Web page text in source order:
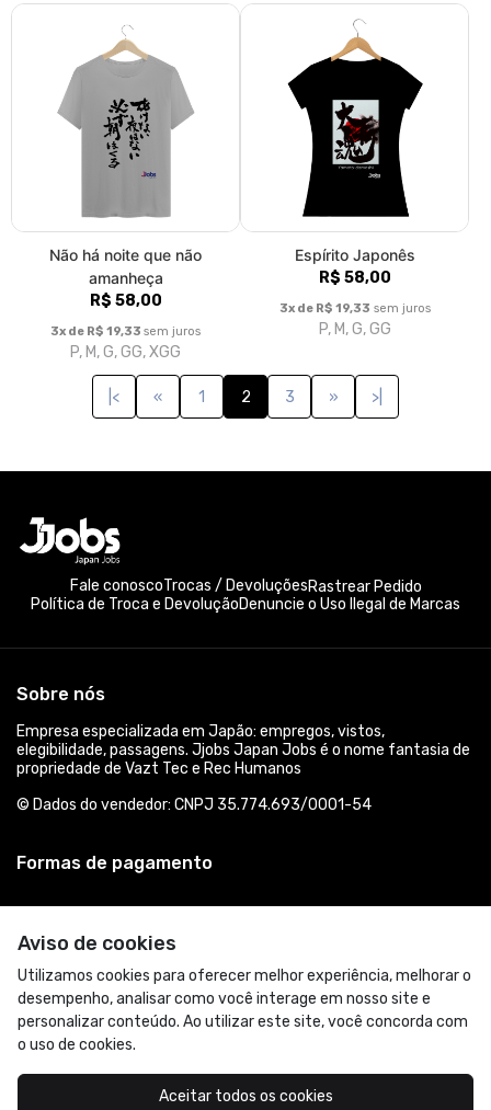
Não há noite que não
amanheça
R$ 58,00
3x de R$ 19,33 sem juros
P, M, G, GG, XGG
Espírito Japonês
R$ 58,00
3x de R$ 19,33 sem juros
P, M, G, GG
|< « 1 2 3 » >|
Aviso de cookies
Utilizamos cookies para oferecer melhor experiência, melhorar o
desempenho, analisar como você interage em nosso site e
personalizar conteúdo. Ao utilizar este site, você concorda com
o uso de cookies.
Aceitar todos os cookies
Fale conoscoTrocas / DevoluçõesRastrear Pedido
Política de Troca e DevoluçãoDenuncie o Uso Ilegal de Marcas
Sobre nós
Empresa especializada em Japão: empregos, vistos,
elegibilidade, passagens. Jjobs Japan Jobs é o nome fantasia de
propriedade de Vazt Tec e Rec Humanos
© Dados do vendedor: CNPJ 35.774.693/0001-54
Formas de pagamento
Acompanhe-nos: